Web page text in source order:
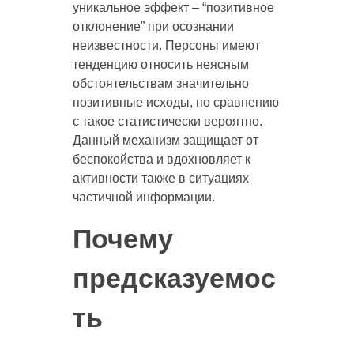
уникальное эффект – “позитивное
отклонение” при осознании
неизвестности. Персоны имеют
тенденцию относить неясным
обстоятельствам значительно
позитивные исходы, по сравнению
с такое статистически вероятно.
Данный механизм защищает от
беспокойства и вдохновляет к
активности также в ситуациях
частичной информации.
Почему
предсказуемос
ть